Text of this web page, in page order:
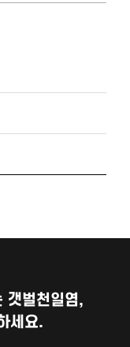
갯벌천일염,
세요.